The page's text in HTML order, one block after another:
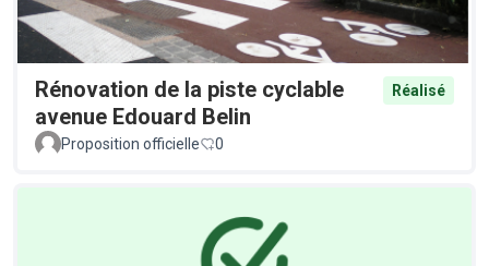
Rénovation de la piste cyclable
avenue Edouard Belin
Réalisé
Proposition officielle 0